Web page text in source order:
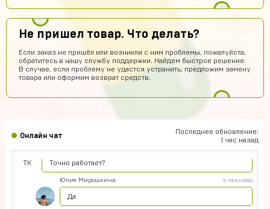
Не пришел товар. Что делать?
Если заказ не пришёл или возникли с ним проблемы, пожалуйста,
обратитесь в нашу службу поддержки. Найдем быстрое решение.
В случае, если проблему не удастся устранить, предложим замену
товара или оформим возврат средств.
Онлайн чат
Последнее обновление:
1 час назад
Всё прекрасно робит аккаунт топчик))
Это не обман?
Кирилл Черных
ТК Точно работает?
Юлия Мирошкина 4 часа назад
Да